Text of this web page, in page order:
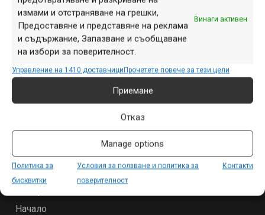
измами и отстраняване на грешки,
Предоставяне и представяне на реклама
и съдържание, Запазване и съобщаване
на избори за поверителност.
Винаги активен
Управление на 1410 доставчициПрочетете повече за тези цели
Приемане
Отказ
Manage options
Политика за
бисквитки
Условия за ползване и политика за
поверителност
Контакти
ПАРТНЬОРИ
Начало